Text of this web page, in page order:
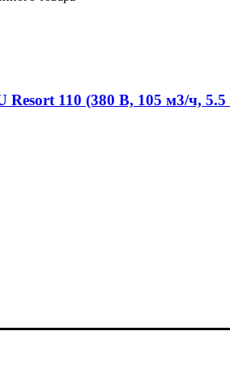
Resort 110 (380 В, 105 м3/ч,